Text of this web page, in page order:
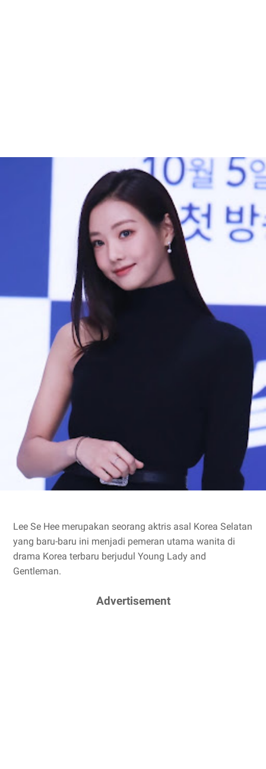
Lee Se Hee merupakan seorang aktris asal Korea Selatan
yang baru-baru ini menjadi pemeran utama wanita di
drama Korea terbaru berjudul Young Lady and
Gentleman.
Advertisement